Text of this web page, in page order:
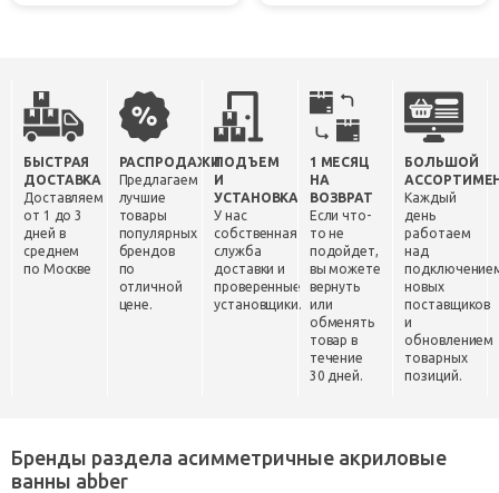
БЫСТРАЯ
ДОСТАВКА
Доставляем
от 1 до 3
дней в
среднем
по Москве
РАСПРОДАЖИ
Предлагаем
лучшие
товары
популярных
брендов
по
отличной
цене.
ПОДЪЕМ
И
УСТАНОВКА
У нас
собственная
служба
доставки и
проверенные
установщики.
1 МЕСЯЦ
НА
ВОЗВРАТ
Если что-
то не
подойдет,
вы можете
вернуть
или
обменять
товар в
течение
30 дней.
БОЛЬШОЙ
Каждый
день
работаем
над
новых
поставщиков
и
обновлением
товарных
позиций.
Бренды раздела асимметричные акриловые
ванны abber